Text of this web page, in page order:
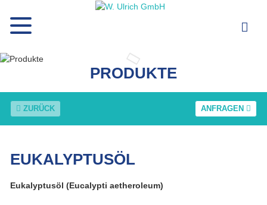
PRODUKTE
ZURÜCK ANFRAGEN
EUKALYPTUSÖL
Eukalyptusöl (Eucalypti aetheroleum)